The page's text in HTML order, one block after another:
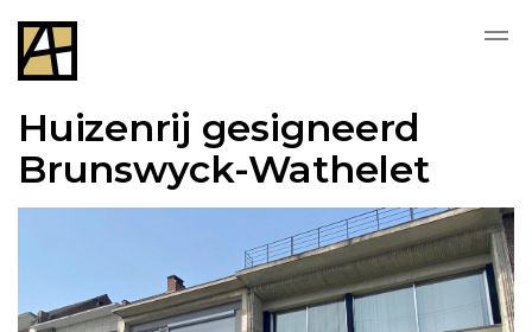
Huizenrij gesigneerd
Brunswyck-Wathelet